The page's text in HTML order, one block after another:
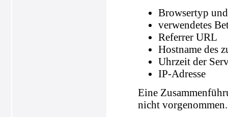
Browsertyp
verwendetes
Referrer URL
Hostname des
Uhrzeit der
IP-Adresse
Eine
nicht vorgenommen.